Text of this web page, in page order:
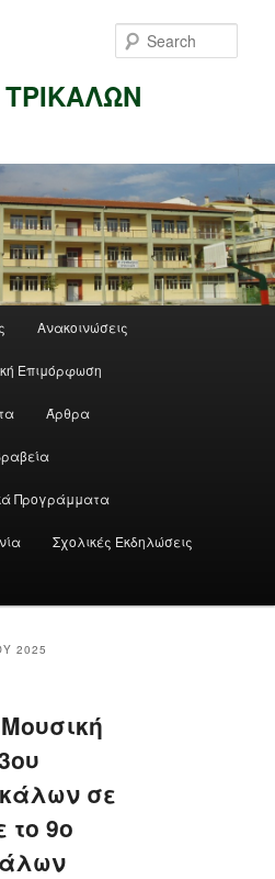
Ανακοινώσεις
Επιμόρφωση
Άρθρα
Προγράμματα
Σχολικές Εκδηλώσεις
2025
σε
το 9ο